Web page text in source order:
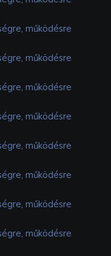
működésre
működésre
működésre
működésre
működésre
működésre
működésre
működésre